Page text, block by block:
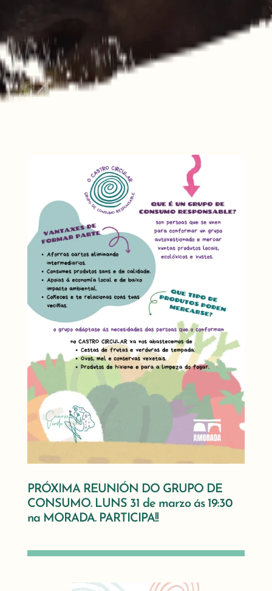
PRÓXIMA REUNIÓN DO GRUPO DE
CONSUMO. LUNS 31 de marzo ás 19:30
na MORADA. PARTICIPA!!